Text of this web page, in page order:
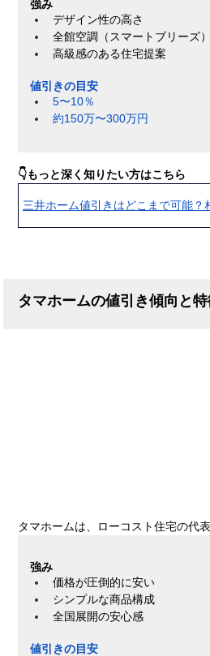
強み
デザイン性の高さ
全館空調（スマートブリーズ）
高級感のある住宅提案
値引きの目安
5〜10％
約150万〜300万円
👇もっと深く知りたい方はこちら
三井ホーム値引きはどこまで可能？
タマホームの値引き傾向と
タマホームは、ローコスト住宅の代表
強み
価格が圧倒的に安い
シンプルな商品構成
全国展開の安心感
値引きの目安